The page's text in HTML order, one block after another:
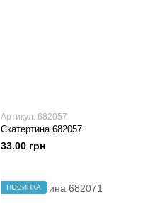
Артикул: 682057
Скатертина 682057
33.00 грн
НОВИНКА